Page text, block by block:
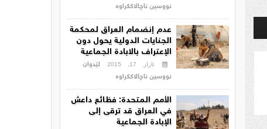
نووسین ناچالاککراوە
عدم إنضمام العراق لمحكمة
الجنايات الدولية يحول دون
الإعتراف بالابادة الجماعية
ئازار 17, 2015
لێدوان
نووسین ناچالاککراوە
الأمم المتحدة: فظائع داعش
في العراق قد ترقى إلى
الإبادة الجماعية